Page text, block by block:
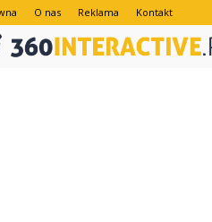
O nas Reklama Kontakt